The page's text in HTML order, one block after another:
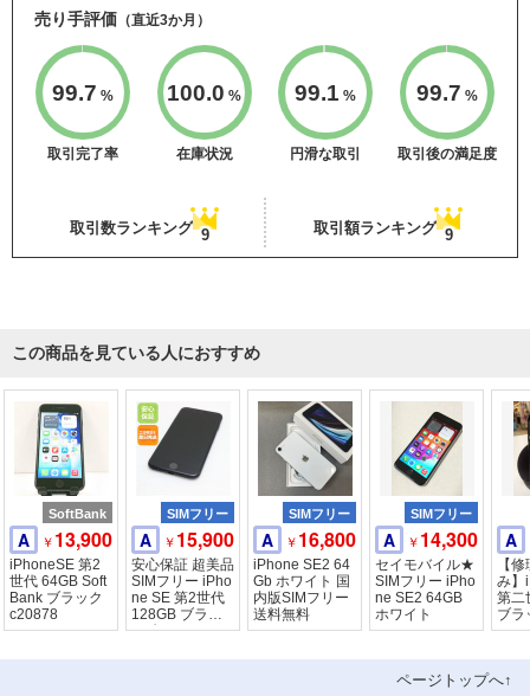
売り手評価 （直近3か月）
99.7 %
取引完了率
100.0 %
在庫状況
99.1 %
円滑な取引
99.7 %
取引後の満足度
取引数ランキング 9 取引額ランキング 9
この商品を見ている人におすすめ
SoftBank
A ￥13,900
iPhoneSE 第2
世代 64GB Soft
Bank ブラック
c20878
SIMフリー
A ￥15,900
安心保証 超美品
SIMフリー iPho
ne SE 第2世代
128GB ブラッ
ク 白ロム
SIMフリー
A ￥16,800
iPhone SE2 64
Gb ホワイト 国
内版SIMフリー
送料無料
SIMフリー
A ￥14,300
セイモバイル★
SIMフリー iPho
ne SE2 64GB
ホワイト
A
【
み】
第二
ブ
ロッ
ページトップへ↑